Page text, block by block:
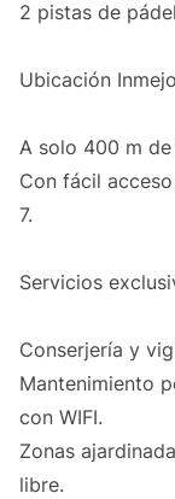
2 pistas de
Ubicación
A solo 400 m
Con fácil
7.
Servicios
Conserjería y
Mantenimiento
con WIFI.
Zonas
libre.